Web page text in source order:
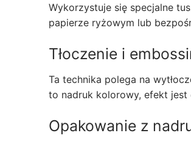
Wykorzystuje się specjalne
papierze ryżowym lub
Tłoczenie i
Ta technika polega na
to nadruk kolorowy, efekt
Opakowanie z